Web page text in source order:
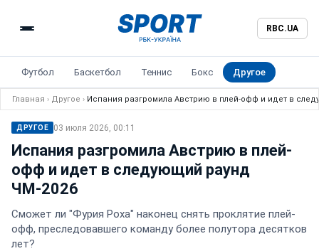
RBC.UA
Футбол Баскетбол Теннис Бокс Другое
Главная › Другое › Испания разгромила Австрию в плей-офф и идет в
ДРУГОЕ 03 июля 2026, 00:11
Испания разгромила Австрию в плей-
офф и идет в следующий раунд
ЧМ-2026
Сможет ли "Фурия Роха" наконец снять проклятие плей-
офф, преследовавшего команду более полутора десятков
лет?